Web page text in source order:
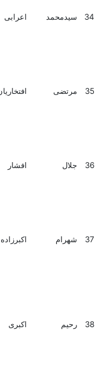
اعرابی 675
افتخاریان 330
1268
اکبرزاده 570
5968